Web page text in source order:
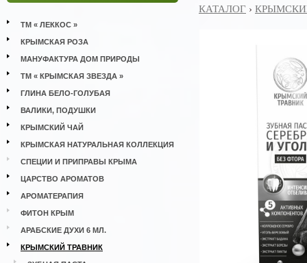
ТМ « ЛЕККОС »
КРЫМСКАЯ РОЗА
МАНУФАКТУРА ДОМ ПРИРОДЫ
ТМ « КРЫМСКАЯ ЗВЕЗДА »
ГЛИНА БЕЛО-ГОЛУБАЯ
ВАЛИКИ, ПОДУШКИ
КРЫМСКИЙ ЧАЙ
КРЫМСКАЯ НАТУРАЛЬНАЯ КОЛЛЕКЦИЯ
СПЕЦИИ И ПРИПРАВЫ КРЫМА
ЦАРСТВО АРОМАТОВ
АРОМАТЕРАПИЯ
ФИТОН КРЫМ
АРАБСКИЕ ДУХИ 6 МЛ.
КРЫМСКИЙ ТРАВНИК
КАТАЛОГ ›